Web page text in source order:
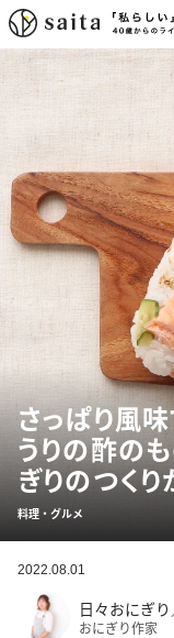
さっぱり風味
うりの酢の
ぎりのつく
料理・グルメ
2022.08.01
日々おにぎり
おにぎり作家